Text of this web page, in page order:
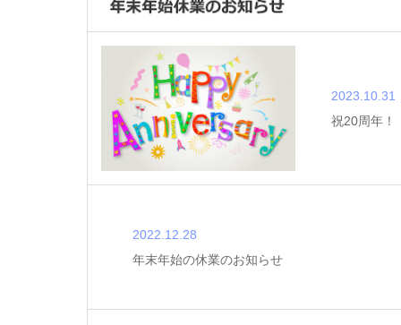
2023.10.31
祝20周年！
2022.12.28
年末年始の休業のお知らせ